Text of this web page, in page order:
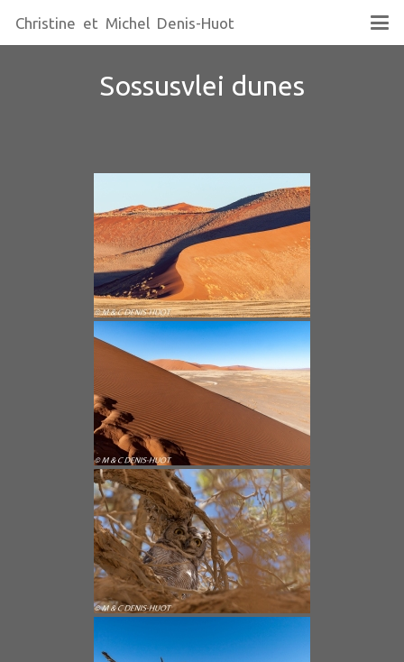
Christine et Michel Denis-Huot
Sossusvlei dunes